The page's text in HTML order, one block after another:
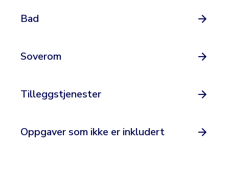
Bad
Soverom
Tilleggstjenester
Oppgaver som ikke er inkludert